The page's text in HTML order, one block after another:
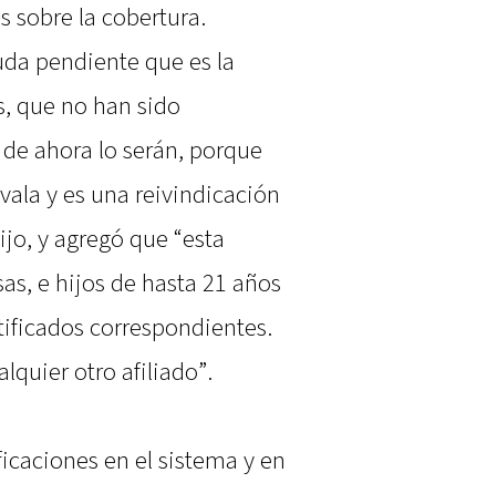
sobre la cobertura.
pendiente que es la
que no han sido
ahora lo serán, porque
y es una reivindicación
y agregó que “esta
e hijos de hasta 21 años
correspondientes.
otro afiliado”.
en el sistema y en